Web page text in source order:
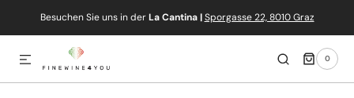
ZUM INHALT
Besuchen Sie uns in derLa Cantina | Sporgasse 22, 8010 Graz
0
0
ARTIKEL